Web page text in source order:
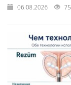
06.08.2026